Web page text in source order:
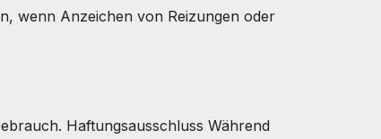
wenn Anzeichen von Reizungen oder
Haftungsausschluss Während